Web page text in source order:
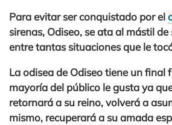
Para evitar ser conquistado por el
sirenas, Odiseo, se ata al mástil
entre tantas situaciones que le
La odisea de Odiseo tiene un final
mayoría del público le gusta ya
retornará a su reino, volverá a
mismo, recuperará a su amada